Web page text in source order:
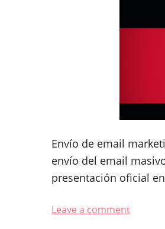
Envío de email
envío del email
presentación oficial
Leave a comment